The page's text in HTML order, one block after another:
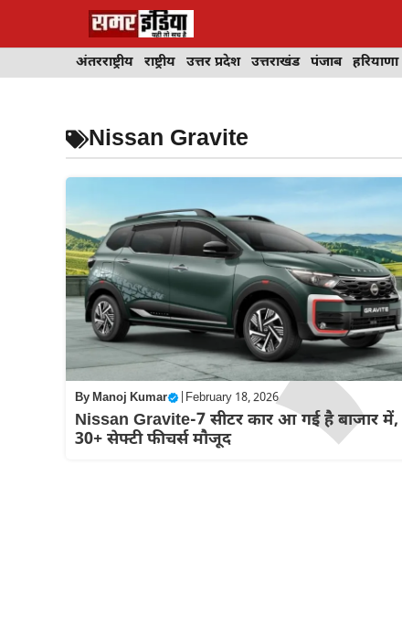
अंतरराष्ट्रीय राष्ट्रीय उत्तर प्रदेश उत्तराखंड पंजाब हरियाणा
Nissan Gravite
ByManoj Kumar February 18, 2026
Nissan Gravite-7 सीटर कार आ गई है बाजार में,
30+ सेफ्टी फीचर्स मौजूद